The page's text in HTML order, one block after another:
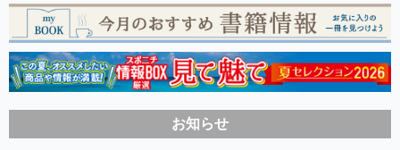
お知らせ